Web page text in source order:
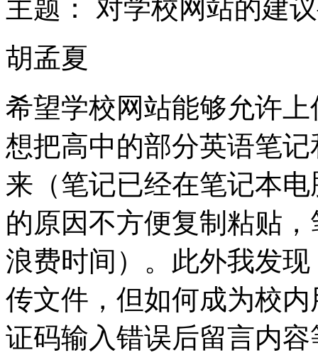
主题： 对学校网站的建
胡孟夏
希望学校网站能够允许
想把高中的部分英语笔
来（笔记已经在笔记本
的原因不方便复制粘贴
浪费时间）。此外我发
传文件，但如何成为校
证码输入错误后留言内